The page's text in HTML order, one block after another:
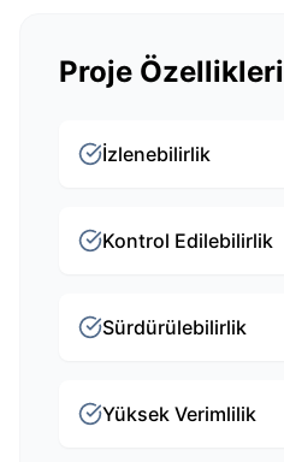
Proje Özellikleri
İzlenebilirlik
Kontrol Edilebilirlik
Sürdürülebilirlik
Yüksek Verimlilik